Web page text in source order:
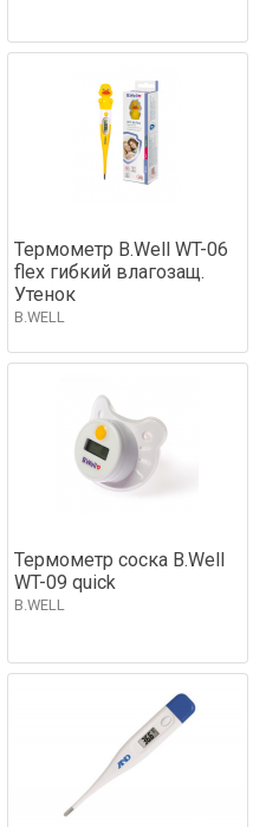
Термометр B.Well WT-06
flex гибкий влагозащ.
Утенок
B.WELL
Термометр соска B.Well
WT-09 quick
B.WELL